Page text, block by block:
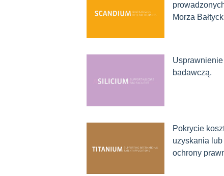
Morza
badawczą.
Pokrycie
uzyskania
ochrony